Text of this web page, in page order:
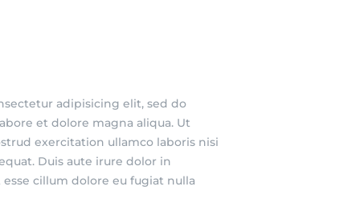
adipisicing elit, sed do
et dolore magna aliqua. Ut
exercitation ullamco laboris nisi
Duis aute irure dolor in
cillum dolore eu fugiat nulla